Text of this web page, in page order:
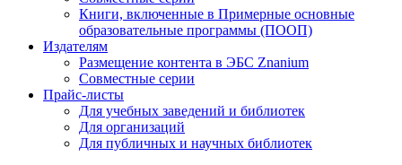
Книги, включенные в Примерные основные
образовательные программы (ПООП)
Издателям
Размещение контента в ЭБС Znanium
Совместные серии
Прайс-листы
Для учебных заведений и библиотек
Для организаций
Для публичных и научных библиотек